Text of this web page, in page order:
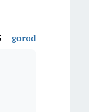
gorod